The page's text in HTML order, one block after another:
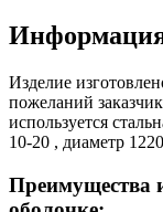
Информация
Изделие
пожеланий
используется
10-20 , диаметр
Преимущества